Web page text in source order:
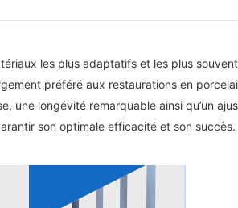
les plus adaptatifs et les plus
préféré aux restaurations en
une longévité remarquable ainsi qu’un
son optimale efficacité et son succès.